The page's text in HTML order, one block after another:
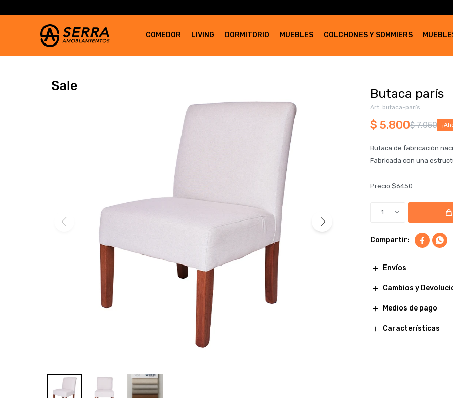
COMEDOR LIVING DORMITORIO MUEBLES COLCHONES Y SOMMIERS
Butaca parís
butaca-parís
$ 5.800$ 7.050
Butaca de fabricación
Fabricada con una
Precio $6450
1
 
Envíos
Cambios y
Medios de pago
Características